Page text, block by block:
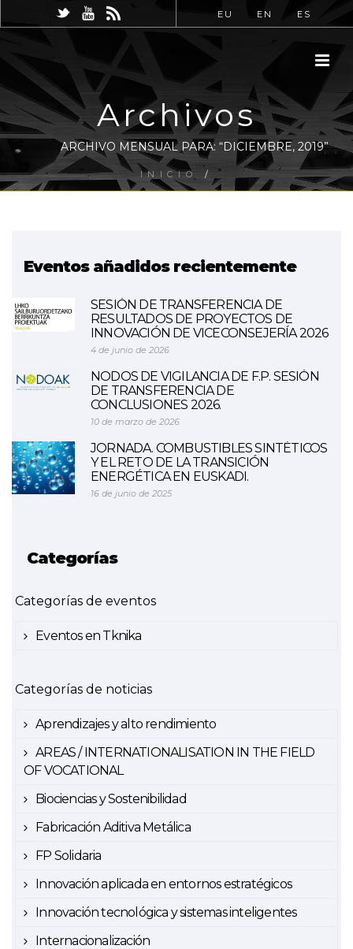
EU EN ES
Archivos
ARCHIVO MENSUAL PARA: “DICIEMBRE, 2019”
INICIO /
Eventos añadidos recientemente
SESIÓN DE TRANSFERENCIA DE
RESULTADOS DE PROYECTOS DE
INNOVACIÓN DE VICECONSEJERÍA 2026
4 de junio de 2026
NODOS DE VIGILANCIA DE F.P. SESIÓN
DE TRANSFERENCIA DE
CONCLUSIONES 2026.
10 de marzo de 2026
JORNADA. COMBUSTIBLES SINTÉTICOS
Y EL RETO DE LA TRANSICIÓN
ENERGÉTICA EN EUSKADI.
16 de junio de 2025
Categorías
Categorías de eventos
Eventos en Tknika
Categorías de noticias
Aprendizajes y alto rendimiento
AREAS / INTERNATIONALISATION IN THE FIELD
OF VOCATIONAL
Biociencias y Sostenibilidad
Fabricación Aditiva Metálica
FP Solidaria
Innovación aplicada en entornos estratégicos
Innovación tecnológica y sistemas inteligentes
Internacionalización